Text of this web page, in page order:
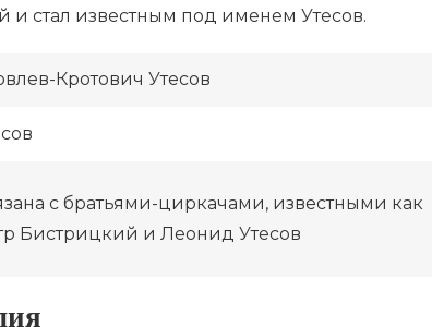
и стал известным под именем Утесов.
Кротович Утесов
с братьями-циркачами, известными как
Бистрицкий и Леонид Утесов